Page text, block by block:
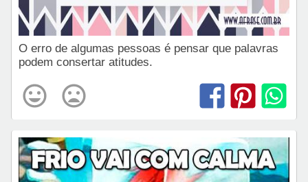
O erro de algumas pessoas é pensar que palavras
podem consertar atitudes.